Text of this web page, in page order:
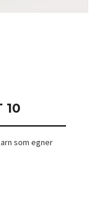
10
som egner